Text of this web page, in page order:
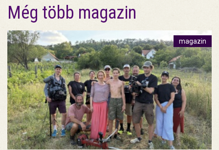
Még több magazin
magazin